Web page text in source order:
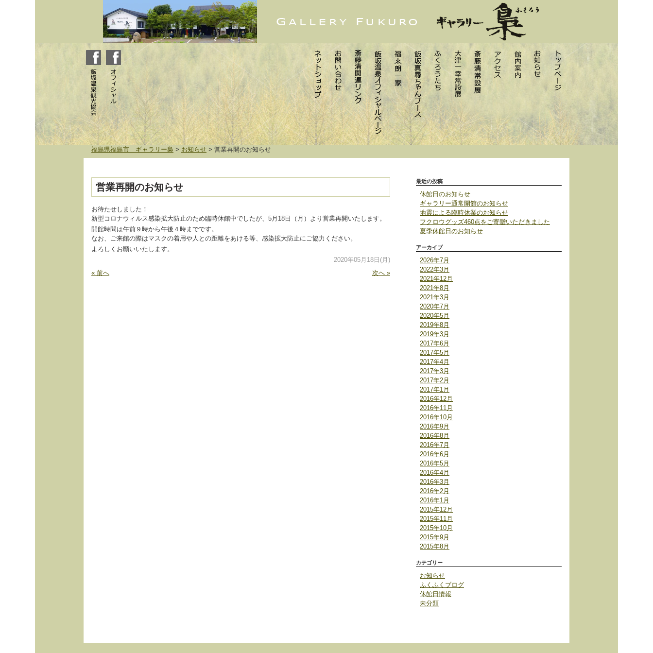
福島県福島市 ギャラリー梟 > お知らせ > 営業再開のお知らせ
営業再開のお知らせ
お待たせしました！
新型コロナウィルス感染拡大防止のため臨時休館中でしたが、5月18日（月）より営業再開いたします。
開館時間は午前９時から午後４時までです。
なお、ご来館の際はマスクの着用や人との距離をあける等、感染拡大防止にご協力ください。
よろしくお願いいたします。
2020年05月18日(月)
« 前へ
次へ »
最近の投稿
休館日のお知らせ
ギャラリー通常開館のお知らせ
地震による臨時休業のお知らせ
フクロウグッズ460点をご寄贈いただきました
夏季休館日のお知らせ
アーカイブ
2026年7月
2022年3月
2021年12月
2021年8月
2021年3月
2020年7月
2020年5月
2019年8月
2019年3月
2017年6月
2017年5月
2017年4月
2017年3月
2017年2月
2017年1月
2016年12月
2016年11月
2016年10月
2016年9月
2016年8月
2016年7月
2016年6月
2016年5月
2016年4月
2016年3月
2016年2月
2016年1月
2015年12月
2015年11月
2015年10月
2015年9月
2015年8月
カテゴリー
お知らせ
ふくふくブログ
休館日情報
未分類